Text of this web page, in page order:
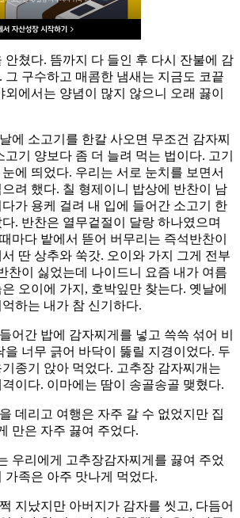
안쳤다. 뜸까지 다 들인 후 다시 잔불에 감
그 구수하고 매콤한 냄새는 지금도 코끝
에서는 양념이 많지 않으니 오래 끓이
에 소고기를 한칼 사오면 무조건 감자찌
기 양보다 좀 더 늘려 먹는 법이다. 고기
에 띄었다. 우리는 서로 눈치를 보면서
려 했다. 칠 형제이니 밥상에 반찬이 남
가 용케 걸려 내 입에 들어간 소고기 한
. 반찬은 열무겉절이 달랑 하나였으며
마다 밭에서 뜯어 버무리는 즉석반찬이
딴 상추와 쑥갓. 오이와 가지 그게 전부
찬이 싫었는데 나이드니 요즘 내가 여름
오이에 가지, 호박잎만 찾는다. 옛날에
하는 내가 참 신기하다.
어간 밥에 감자찌게를 넣고 쓱쓱 섞어 비
을 너무 긁어 바닥이 뚫릴 지경이었다. 두
종기 앉아 먹었다. 고추장 감자찌개는
이다. 이마에는 땀이 송골송골 맺혔다.
데리고 여행은 자주 갈 수 없었지만 집
만은 자주 끓여 주었다.
우리에게 고추장감자찌게를 끓여 주었
가족은 아주 맛나게 먹었다.
지났지만 아버지가 감자를 씻고, 다듬어